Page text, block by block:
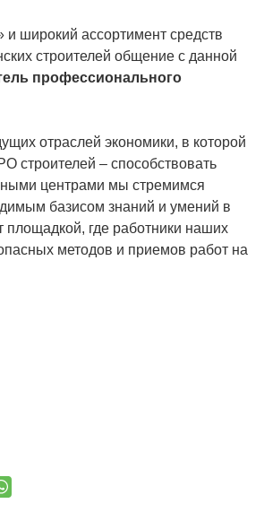
широкий ассортимент средств
строителей общение с данной
профессионального
отраслей экономики, в которой
строителей – способствовать
центрами мы стремимся
базисом знаний и умений в
площадкой, где работники наших
методов и приемов работ на